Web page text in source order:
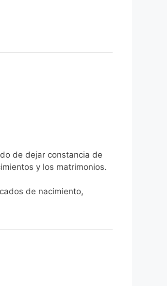
de dejar constancia de
y los matrimonios.
de nacimiento,